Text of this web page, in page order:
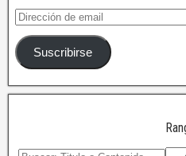
Suscribirse